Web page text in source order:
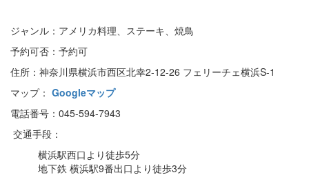
ジャンル：アメリカ料理、ステーキ、焼鳥
予約可否：予約可
住所：神奈川県横浜市西区北幸2-12-26 フェリーチェ横浜S-1
マップ： Googleマップ
電話番号：045-594-7943
交通手段：
横浜駅西口より徒歩5分
地下鉄 横浜駅9番出口より徒歩3分